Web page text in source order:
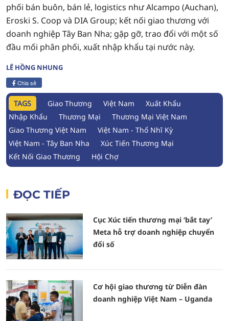
phối bán buôn, bán lẻ, logistics như Alcampo (Auchan),
Eroski S. Coop và DIA Group; kết nối giao thương với
doanh nghiệp Tây Ban Nha; gặp gỡ, trao đổi với một số
đầu mối phân phối, xuất nhập khẩu tại nước này.
LÊ HỒNG NHUNG
Chia sẻ
TAGS Giao Thương Việt Nam
Xuất Khẩu
Nhập Khẩu
Thương Mại
Thương Mại Việt Nam
Giao Thương Việt Nam
Việt Nam - Thổ Nhĩ Kỳ
Việt Nam - Tây Ban Nha
Xúc Tiến Thương Mại
Kết Nối Giao Thương
Hội Chợ
ĐỌC TIẾP
Cục Xúc tiến thương mại ‘bắt tay’
Meta hỗ trợ doanh nghiệp chuyển
đổi số
Cơ hội giao thương từ Diễn đàn
doanh nghiệp Việt Nam – Uganda